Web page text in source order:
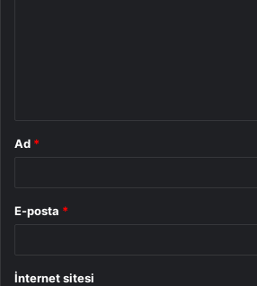
Ad *
E-posta *
İnternet sitesi